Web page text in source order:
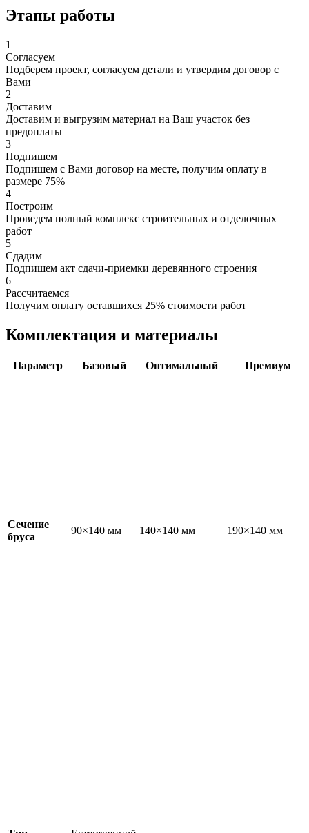
Этапы работы
1
Согласуем
Подберем проект, согласуем детали и утвердим договор с
Вами
2
Доставим
Доставим и выгрузим материал на Ваш участок без
предоплаты
3
Подпишем
Подпишем с Вами договор на месте, получим оплату в
размере 75%
4
Построим
Проведем полный комплекс строительных и отделочных
работ
5
Сдадим
Подпишем акт сдачи-приемки деревянного строения
6
Рассчитаемся
Получим оплату оставшихся 25% стоимости работ
Комплектация и материалы
Параметр Базовый Оптимальный Премиум
Сечение
бруса
90×140 мм 140×140 мм 190×140 мм